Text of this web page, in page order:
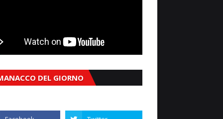
DEL GIORNO